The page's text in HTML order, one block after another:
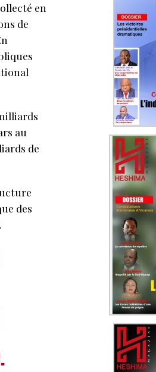
en
de
au
de
des